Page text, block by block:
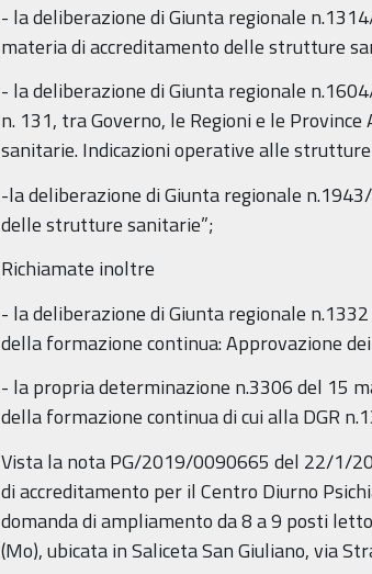
- la deliberazione di Giunta regionale
materia di accreditamento delle strutture
- la deliberazione di Giunta regionale
n. 131, tra Governo, le Regioni e le
sanitarie. Indicazioni operative alle
-la deliberazione di Giunta regionale
delle strutture sanitarie”;
Richiamate inoltre
- la deliberazione di Giunta regionale
della formazione continua: Approvazione
- la propria determinazione n.3306 del 15
della formazione continua di cui alla DGR
Vista la nota PG/2019/0090665 del 22/1/
di accreditamento per il Centro Diurno
domanda di ampliamento da 8 a 9 posti
(Mo), ubicata in Saliceta San Giuliano, via